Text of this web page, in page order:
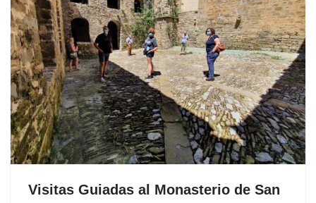
Visitas Guiadas al Monasterio de San